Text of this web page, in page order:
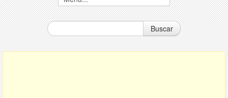
Buscar